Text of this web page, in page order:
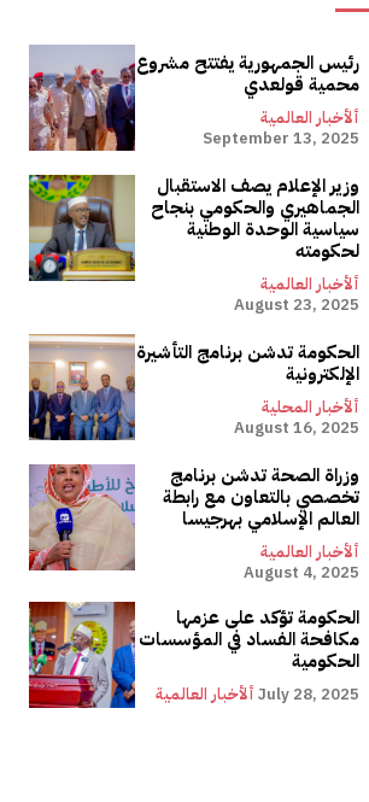
رئيس الجمهورية يفتتح مشروع
محمية قولعدي
ألأخبار العالمية
September 13, 2025
وزير الإعلام يصف الاستقبال
الجماهيري والحكومي بنجاح
سياسية الوحدة الوطنية
لحكومته
ألأخبار العالمية
August 23, 2025
الحكومة تدشن برنامج التأشيرة
الإلكترونية
ألأخبار المحلية
August 16, 2025
وزراة الصحة تدشن برنامج
تخصصي بالتعاون مع رابطة
العالم الإسلامي بهرجيسا
ألأخبار العالمية
August 4, 2025
الحكومة تؤكد على عزمها
مكافحة الفساد في المؤسسات
الحكومية
ألأخبار العالمية July 28, 2025